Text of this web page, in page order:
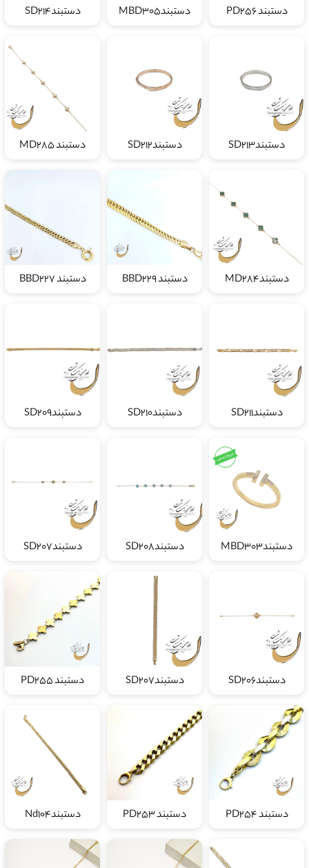
دستبند PD256 دستبندMBD305 دستبندSD214
دستبندSD213 دستبندSD212 دستبند MD285
دستبندMD284 دستبند BBD229 دستبند BBD227
دستبندSD211 دستبندSD210 دستبندSD209
دستبندMBD303 دستبندSD208 دستبندSD207
دستبندSD206 دستبندSD۲۰۷ دستبند PD255
دستبند PD254 دستبند PD253 دستبندNd104